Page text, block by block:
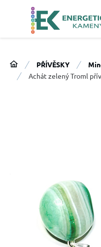
PŘÍVĚSKY
Achát zelený Troml